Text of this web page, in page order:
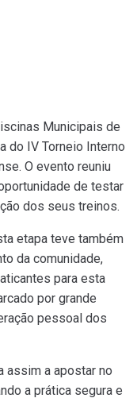
Municipais de
do IV Torneio Interno
O evento reuniu
de testar
dos seus treinos.
etapa teve também
da comunidade,
para esta
por grande
pessoal dos
assim a apostar no
a prática segura e